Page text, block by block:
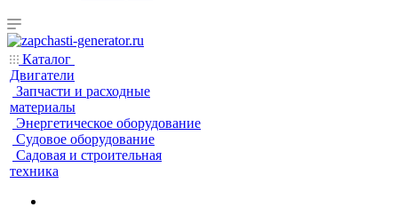
Каталог
Двигатели
Запчасти и расходные
материалы
Энергетическое оборудование
Судовое оборудование
Садовая и строительная
техника